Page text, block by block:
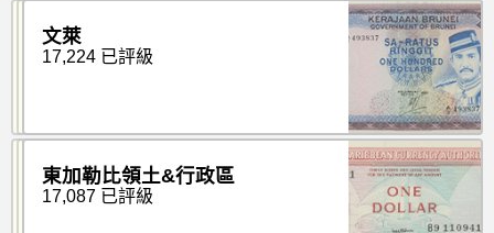
文萊
17,224 已評級
東加勒比領土&行政區
17,087 已評級